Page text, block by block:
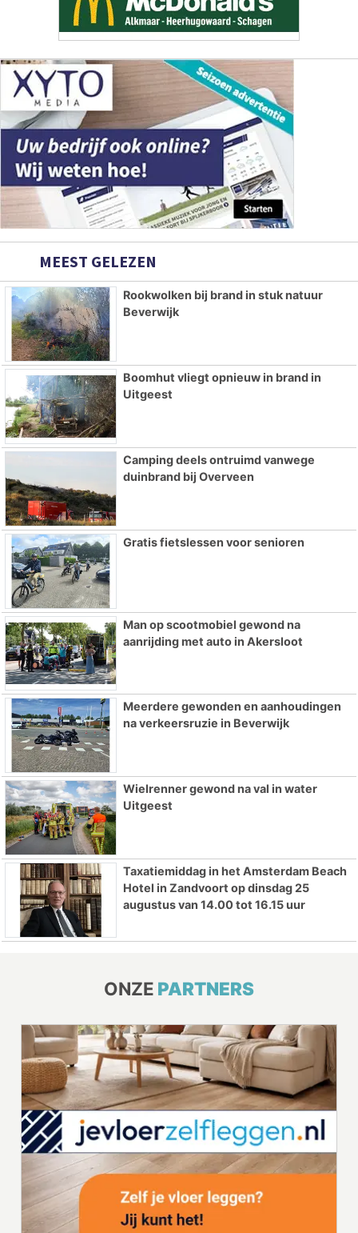
MEEST GELEZEN
Rookwolken bij brand in stuk natuur
Beverwijk
Boomhut vliegt opnieuw in brand in
Uitgeest
Camping deels ontruimd vanwege
duinbrand bij Overveen
Gratis fietslessen voor senioren
Man op scootmobiel gewond na
aanrijding met auto in Akersloot
Meerdere gewonden en aanhoudingen
na verkeersruzie in Beverwijk
Wielrenner gewond na val in water
Uitgeest
Taxatiemiddag in het Amsterdam Beach
Hotel in Zandvoort op dinsdag 25
augustus van 14.00 tot 16.15 uur
ONZE PARTNERS